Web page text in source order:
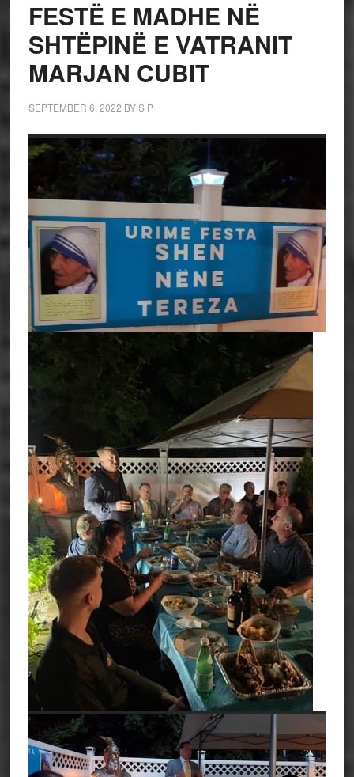
FESTË E MADHE NË
SHTËPINË E VATRANIT
MARJAN CUBIT
SEPTEMBER 6, 2022 BYS P